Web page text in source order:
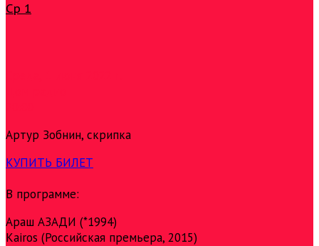
Ср 1
Артур Зобнин, скрипка
КУПИТЬ БИЛЕТ
В программе:
Араш АЗАДИ (*1994)
Kairos (Российская премьера, 2015)